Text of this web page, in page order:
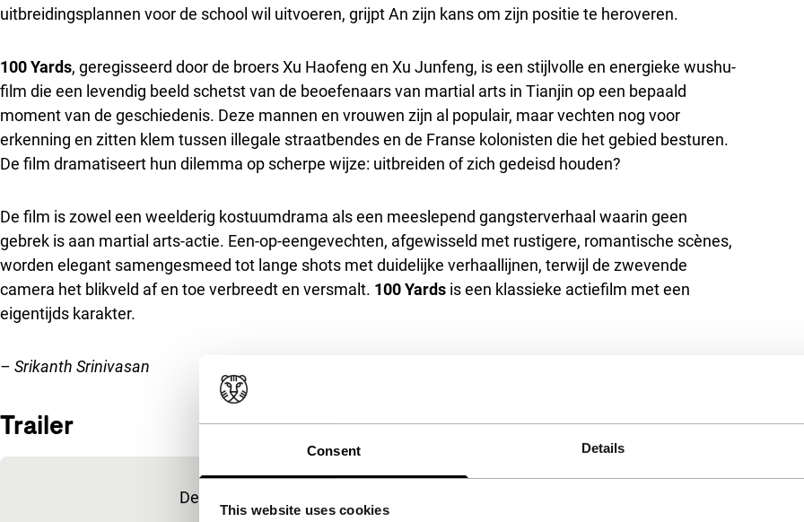
Consent Details
This website uses cookies
uitbreidingsplannen voor de school wil uitvoeren, grijpt An zijn kans om zijn positie te heroveren.
100 Yards, geregisseerd door de broers Xu Haofeng en Xu Junfeng, is een stijlvolle en energieke wushu-
film die een levendig beeld schetst van de beoefenaars van martial arts in Tianjin op een bepaald
moment van de geschiedenis. Deze mannen en vrouwen zijn al populair, maar vechten nog voor
erkenning en zitten klem tussen illegale straatbendes en de Franse kolonisten die het gebied besturen.
De film dramatiseert hun dilemma op scherpe wijze: uitbreiden of zich gedeisd houden?
De film is zowel een weelderig kostuumdrama als een meeslepend gangsterverhaal waarin geen
gebrek is aan martial arts-actie. Een-op-eengevechten, afgewisseld met rustigere, romantische scènes,
worden elegant samengesmeed tot lange shots met duidelijke verhaallijnen, terwijl de zwevende
camera het blikveld af en toe verbreedt en versmalt. 100 Yards is een klassieke actiefilm met een
eigentijds karakter.
– Srikanth Srinivasan
Trailer
Ingesloten inhoud van YouTube overslaan
Deze inhoud is beschikbaar na het accepteren van de